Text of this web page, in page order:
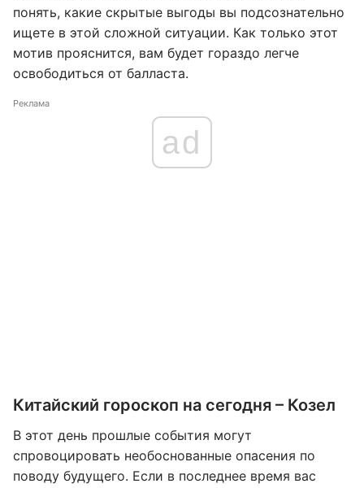
понять, какие скрытые выгоды вы подсознательно
ищете в этой сложной ситуации. Как только этот
мотив прояснится, вам будет гораздо легче
освободиться от балласта.
Реклама
ad
Китайский гороскоп на сегодня – Козел
В этот день прошлые события могут
спровоцировать необоснованные опасения по
поводу будущего. Если в последнее время вас